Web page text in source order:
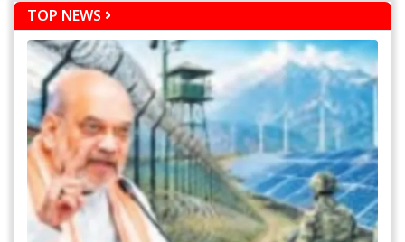
TOP NEWS